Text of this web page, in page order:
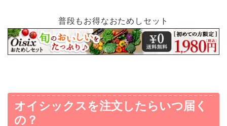
普段もお得なおためしセット
オイシックスを注文したらいつ届く
の？